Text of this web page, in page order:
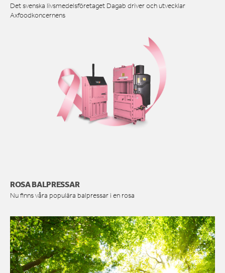
Det svenska livsmedelsföretaget Dagab driver och utvecklar
Axfoodkoncernens
ROSA BALPRESSAR
Nu finns våra populära balpressar i en rosa